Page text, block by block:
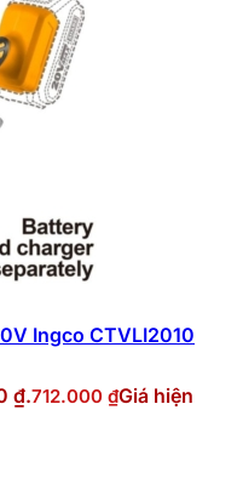
Ingco CTVLI2010
₫.712.000 ₫Giá hiện